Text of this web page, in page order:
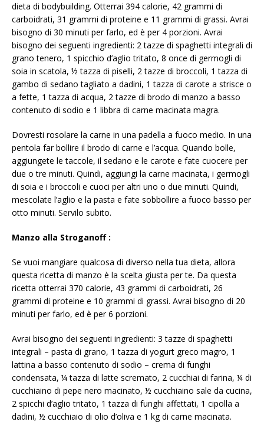
dieta di bodybuilding. Otterrai 394 calorie, 42 grammi di
carboidrati, 31 grammi di proteine ​​e 11 grammi di grassi. Avrai
bisogno di 30 minuti per farlo, ed è per 4 porzioni. Avrai
bisogno dei seguenti ingredienti: 2 tazze di spaghetti integrali di
grano tenero, 1 spicchio d’aglio tritato, 8 once di germogli di
soia in scatola, ½ tazza di piselli, 2 tazze di broccoli, 1 tazza di
gambo di sedano tagliato a dadini, 1 tazza di carote a strisce o
a fette, 1 tazza di acqua, 2 tazze di brodo di manzo a basso
contenuto di sodio e 1 libbra di carne macinata magra.
Dovresti rosolare la carne in una padella a fuoco medio. In una
pentola far bollire il brodo di carne e l’acqua. Quando bolle,
aggiungete le taccole, il sedano e le carote e fate cuocere per
due o tre minuti. Quindi, aggiungi la carne macinata, i germogli
di soia e i broccoli e cuoci per altri uno o due minuti. Quindi,
mescolate l’aglio e la pasta e fate sobbollire a fuoco basso per
otto minuti. Servilo subito.
Manzo alla Stroganoff :
Se vuoi mangiare qualcosa di diverso nella tua dieta, allora
questa ricetta di manzo è la scelta giusta per te. Da questa
ricetta otterrai 370 calorie, 43 grammi di carboidrati, 26
grammi di proteine ​​e 10 grammi di grassi. Avrai bisogno di 20
minuti per farlo, ed è per 6 porzioni.
Avrai bisogno dei seguenti ingredienti: 3 tazze di spaghetti
integrali – pasta di grano, 1 tazza di yogurt greco magro, 1
lattina a basso contenuto di sodio – crema di funghi
condensata, ¼ tazza di latte scremato, 2 cucchiai di farina, ¼ di
cucchiaino di pepe nero macinato, ½ cucchiaino sale da cucina,
2 spicchi d’aglio tritato, 1 tazza di funghi affettati, 1 cipolla a
dadini, ½ cucchiaio di olio d’oliva e 1 kg di carne macinata.